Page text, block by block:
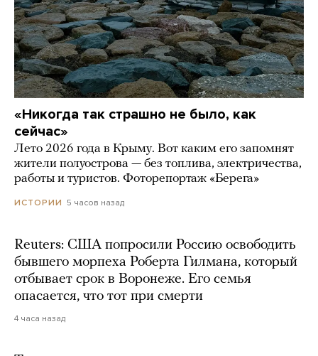
«Никогда так страшно не было, как
сейчас»
Лето 2026 года в Крыму. Вот каким его запомнят
жители полуострова — без топлива, электричества,
работы и туристов. Фоторепортаж «Берега»
ИСТОРИИ 5 часов назад
Reuters: США попросили Россию освободить
бывшего морпеха Роберта Гилмана, который
отбывает срок в Воронеже. Его семья
опасается, что тот при смерти
4 часа назад